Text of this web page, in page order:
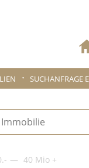
SUCHANFRAGE
40 Mio +